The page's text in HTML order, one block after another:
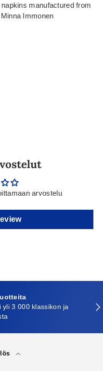
manufactured from
Immonen
arvostelu
yli 3 000 klassikon ja